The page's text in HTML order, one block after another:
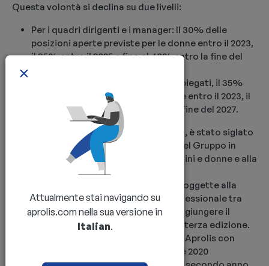
Questa volontà si declina su due livelli:
Per i quadri dirigenti e i manager: Il 30% delle
posizioni aperte previste per le donne entro il 2023,
il 35% entro il 2025 e fino al 40% entro la fine del
Per i quadri non dirigenziali e gli impiegati, il 35%
dei posti aperti previsti dalle donne entro il 2023, il
40% entro il 2025 e il 45% entro la fine del 2027.
Per formalizzare tale processo positivo, è stato siglato
nel dicembre 2021 un accordo quadro del Gruppo in
materia di parità professionale tra uomini e donne e alla
prevenzione delle discriminazioni.
Parallelamente, le imprese del gruppo soggette alla
pubblicazione dell’«indice di parità professionale tra
uomini-donne» si sono impegnate a raggiungere il
punteggio di 75/100 entro e non oltre la terza edizione.
Questo obiettivo è stato raggiunto per Aprolis con
punteggi da 83 su 100 a titolo dell’indice 2020
×
Attualmente stai navigando su
aprolis.com nella sua versione in
Italian.